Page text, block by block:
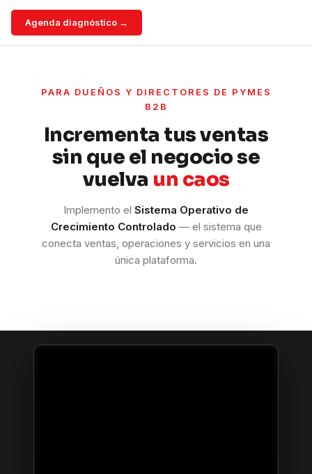
Agenda diagnóstico →
PARA DUEÑOS Y DIRECTORES DE PYMES
B2B
Incrementa tus ventas
sin que el negocio se
vuelva un caos
Implemento el Sistema Operativo de
Crecimiento Controlado — el sistema que
conecta ventas, operaciones y servicios en una
única plataforma.